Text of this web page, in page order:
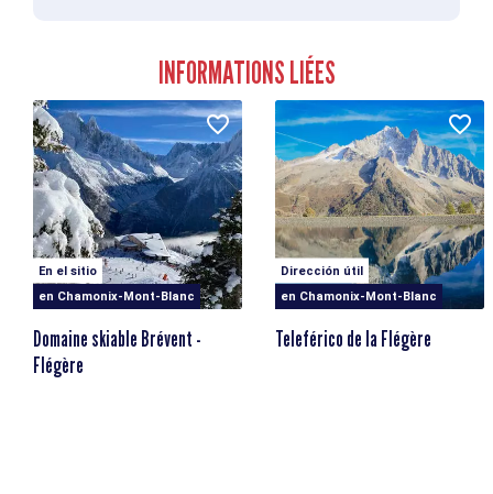
INFORMATIONS LIÉES
En el sitio
en Chamonix-Mont-Blanc
Domaine skiable Brévent -
Flégère
Dirección útil
en Chamonix-Mont-Blanc
Teleférico de la Flégère